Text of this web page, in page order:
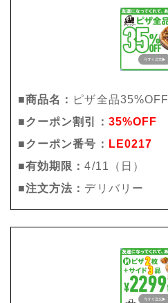
■商品名： ピザ全品35%OFF
■クーポン割引： 35%OFF
■クーポン番号： LE0217
■有効期限：4/11（日）
■注文方法： デリバリー